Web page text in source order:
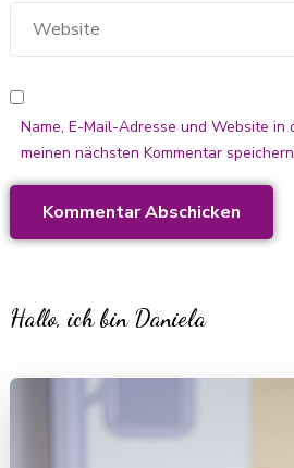
Name, E-Mail-Adresse und Website in
meinen nächsten Kommentar
Hallo, ich bin Daniela